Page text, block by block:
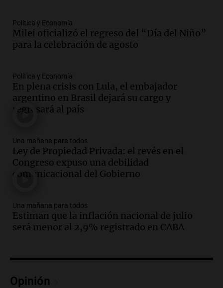
Episodios
Audio.Kicillof critica la desregulación
financiera y el aumento de la morosidad
Panorama Federal
Episodios
Audio.La UNT evalúa apelación ante la
Corte Suprema tras fallo que aparta a
Episodios
Audio.El cardenal Ángel Rossi advirtió
que la justicia social viene siendo
Episodios
Audio.La Bulaya se prepara para el cierre
de su gran muestra anual con la
Audio.
Política y Economía
Milei oficializó el regreso del “Día del Niño”
para la celebración de agosto
Política y Economía
En plena crisis con Lula, el embajador
argentino en Brasil dejará su cargo y
regresará al país
Una mañana para todos
Ley de Propiedad Privada: el revés en el
Congreso expuso una debilidad
comunicacional del Gobierno
Una mañana para todos
Estiman que la inflación nacional de julio
será menor al 2,9% registrado en CABA
Opinión